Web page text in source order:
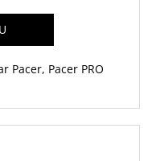
Pacer, Pacer PRO